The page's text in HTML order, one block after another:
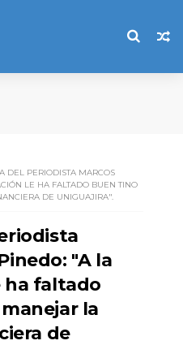
DEL PERIODISTA MARCOS
LE HA FALTADO BUEN TINO
DE UNIGUAJIRA".
"A la
ha faltado
la
de